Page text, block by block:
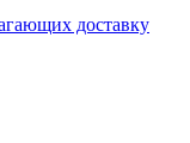
доставку